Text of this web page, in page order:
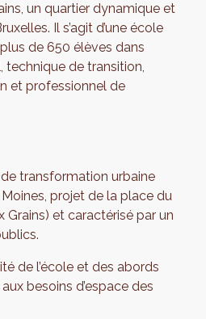
un quartier dynamique et
Il s’agit d’une école
de 650 élèves dans
technique de transition,
et professionnel de
transformation urbaine
projet de la place du
Grains) et caractérisé par un
de l’école et des abords
besoins d’espace des